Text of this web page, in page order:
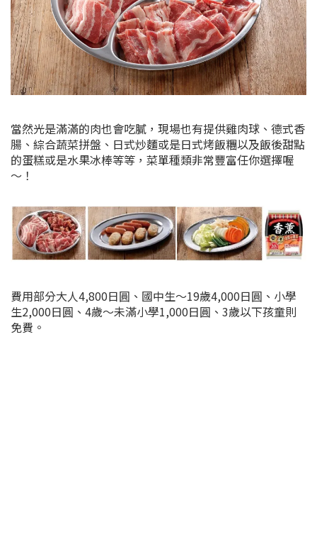
當然光是滿滿的肉也會吃膩，現場也有提供雞肉球、德式香
腸、綜合蔬菜拼盤、日式炒麵或是日式烤飯糰以及飯後甜點
的蛋糕或是水果冰棒等等，菜單種類非常豐富任你選擇喔
～！
費用部分大人4,800日圓、國中生～19歲4,000日圓、小學
生2,000日圓、4歲～未滿小學1,000日圓、3歲以下孩童則
免費。